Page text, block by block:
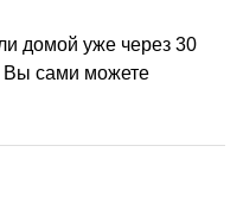
домой уже через 30
Вы сами можете